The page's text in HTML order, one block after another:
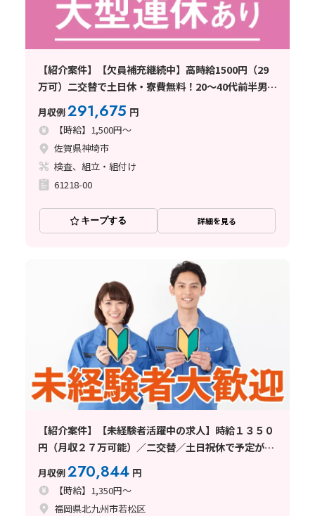
【紹介案件】【欠員補充継続中】高時給1500円（29
万可）二交替で土日休・寮費無料！20～40代前半男性
活躍中！
月収例291,675 円
【時給】1,500円～
佐賀県神埼市
検査、組立・組付け
61218-00
キープする 詳細を見る
【紹介案件】【未経験者活躍中の求人】時給１３５０
円（月収２７万可能）／二交替／土日祝休で予定が組
みやすい職場
月収例270,844 円
【時給】1,350円～
福岡県北九州市若松区